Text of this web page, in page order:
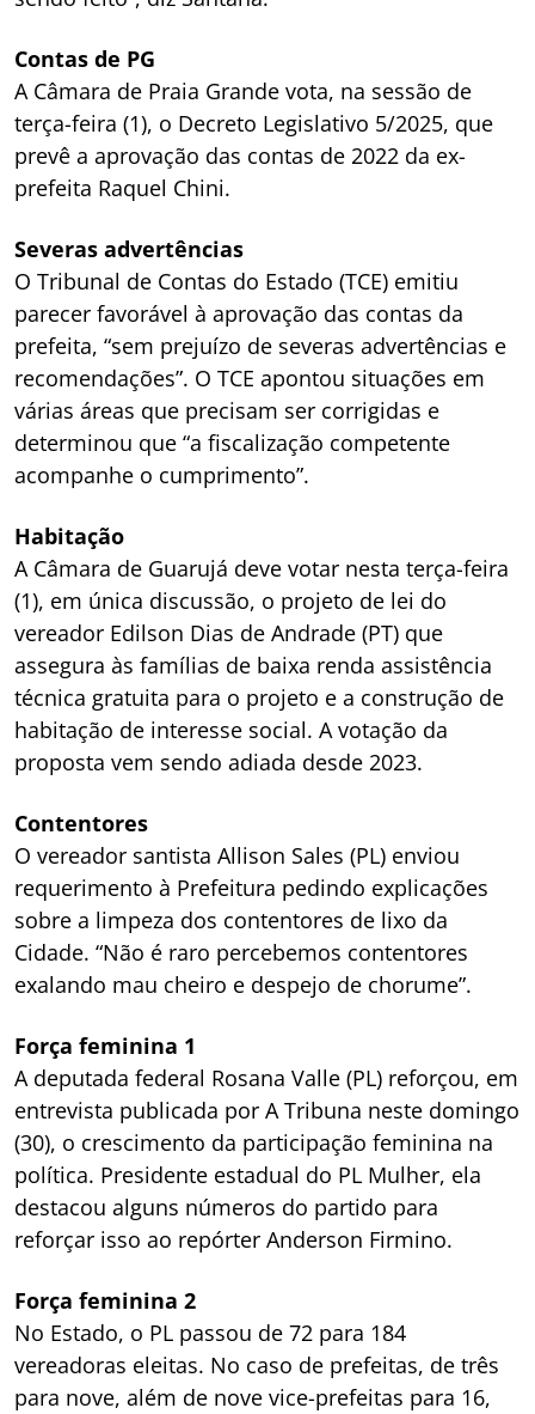
Contas de PG
A Câmara de Praia Grande vota, na sessão de
terça-feira (1), o Decreto Legislativo 5/2025, que
prevê a aprovação das contas de 2022 da ex-
prefeita Raquel Chini.
Severas advertências
O Tribunal de Contas do Estado (TCE) emitiu
parecer favorável à aprovação das contas da
prefeita, “sem prejuízo de severas advertências e
recomendações”. O TCE apontou situações em
várias áreas que precisam ser corrigidas e
determinou que “a fiscalização competente
acompanhe o cumprimento”.
Habitação
A Câmara de Guarujá deve votar nesta terça-feira
(1), em única discussão, o projeto de lei do
vereador Edilson Dias de Andrade (PT) que
assegura às famílias de baixa renda assistência
técnica gratuita para o projeto e a construção de
habitação de interesse social. A votação da
proposta vem sendo adiada desde 2023.
Contentores
O vereador santista Allison Sales (PL) enviou
requerimento à Prefeitura pedindo explicações
sobre a limpeza dos contentores de lixo da
Cidade. “Não é raro percebemos contentores
exalando mau cheiro e despejo de chorume”.
Força feminina 1
A deputada federal Rosana Valle (PL) reforçou, em
entrevista publicada por A Tribuna neste domingo
(30), o crescimento da participação feminina na
política. Presidente estadual do PL Mulher, ela
destacou alguns números do partido para
reforçar isso ao repórter Anderson Firmino.
Força feminina 2
No Estado, o PL passou de 72 para 184
vereadoras eleitas. No caso de prefeitas, de três
para nove, além de nove vice-prefeitas para 16,